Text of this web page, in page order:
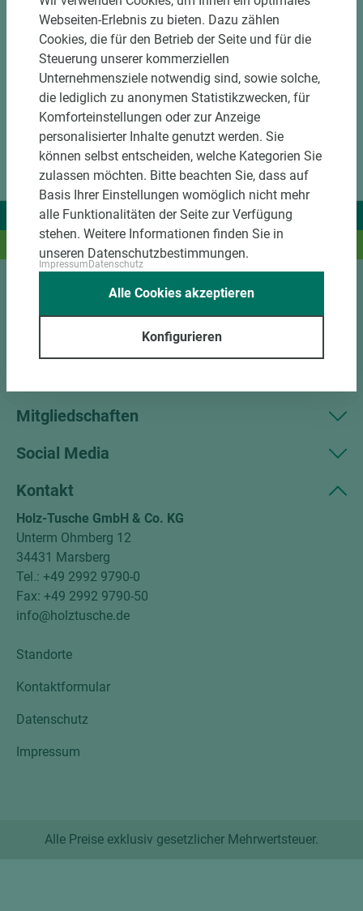
DOWNLOADS
Wir liefern Ideen.
Und das passende Holz dazu.
Mitgliedschaften
Social Media
Kontakt
Holz-Tusche GmbH & Co. KG
Unterm Ohmberg 12
34431 Marsberg
Tel.: +49 2992 9790-0
Fax: +49 2992 9790-50
info@holztusche.de
Standorte
Kontaktformular
Datenschutz
Impressum
Alle Preise exklusiv gesetzlicher Mehrwertsteuer.
Webseiten-Erlebnis zu bieten. Dazu zählen
Cookies, die für den Betrieb der Seite und für die
Steuerung unserer kommerziellen
Unternehmensziele notwendig sind, sowie solche,
die lediglich zu anonymen Statistikzwecken, für
Komforteinstellungen oder zur Anzeige
personalisierter Inhalte genutzt werden. Sie
können selbst entscheiden, welche Kategorien Sie
zulassen möchten. Bitte beachten Sie, dass auf
Basis Ihrer Einstellungen womöglich nicht mehr
alle Funktionalitäten der Seite zur Verfügung
stehen. Weitere Informationen finden Sie in
unseren Datenschutzbestimmungen.
ImpressumDatenschutz
Konfigurieren
Alle Cookies akzeptieren